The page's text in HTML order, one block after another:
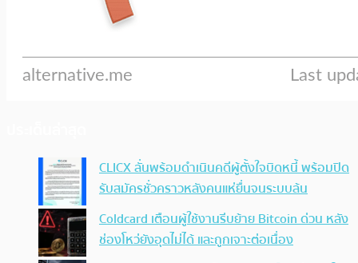
CLICX ลั่นพร้อมดำเนินคดีผู้ตั้งใจบิดหนี้ พร้อมปิด
รับสมัครชั่วคราวหลังคนแห่ยื่นจนระบบล้น
Coldcard เตือนผู้ใช้งานรีบย้าย Bitcoin ด่วน หลัง
ช่องโหว่ยังอุดไม่ได้ และถูกเจาะต่อเนื่อง